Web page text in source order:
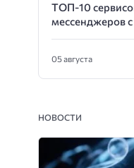
ТОП-10
мессенджеров
05 августа
НОВОСТИ